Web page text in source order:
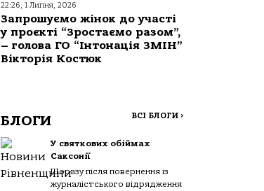
22:26, 1 Липня, 2026
Запрошуємо жінок до участі
у проєкті “Зростаємо разом”,
– голова ГО “Інтонація ЗМІН”
Вікторія Костюк
БЛОГИ ВСІ БЛОГИ >
У святкових обіймах
Саксонії
Щоразу після повернення із
журналістського відрядження